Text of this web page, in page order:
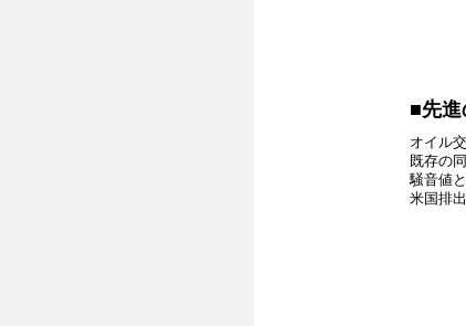
先
オイル
既存の
騒音値
米国排